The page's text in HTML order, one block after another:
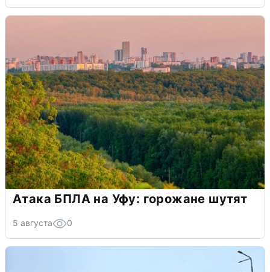
Атака БПЛА на Уфу: горожане шутят
5 августа 0